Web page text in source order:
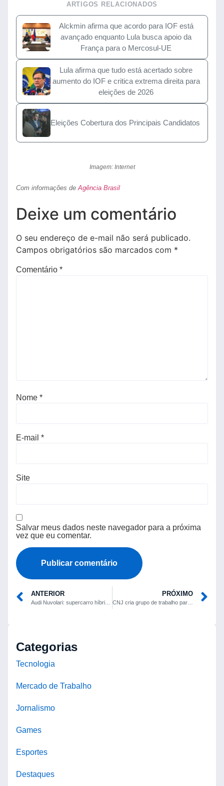
ARTIGOS RELACIONADOS
Alckmin afirma que acordo para IOF está
avançado enquanto Lula busca apoio da
França para o Mercosul-UE
Lula afirma que tudo está acertado sobre
aumento do IOF e critica extrema direita para
eleições de 2026
Eleições Cobertura dos Principais Candidatos
Imagem: Internet
Com informações de Agência Brasil
Deixe um comentário
O seu endereço de e-mail não será publicado.
Campos obrigatórios são marcados com *
Comentário *
Nome *
E-mail *
Site
Salvar meus dados neste navegador para a próxima
vez que eu comentar.
ANTERIOR PRÓXIMO
CNJ cria grupo de trabalho para revisar adicionais pagos a juízes
Categorias
Tecnologia
Mercado de Trabalho
Jornalismo
Games
Esportes
Destaques